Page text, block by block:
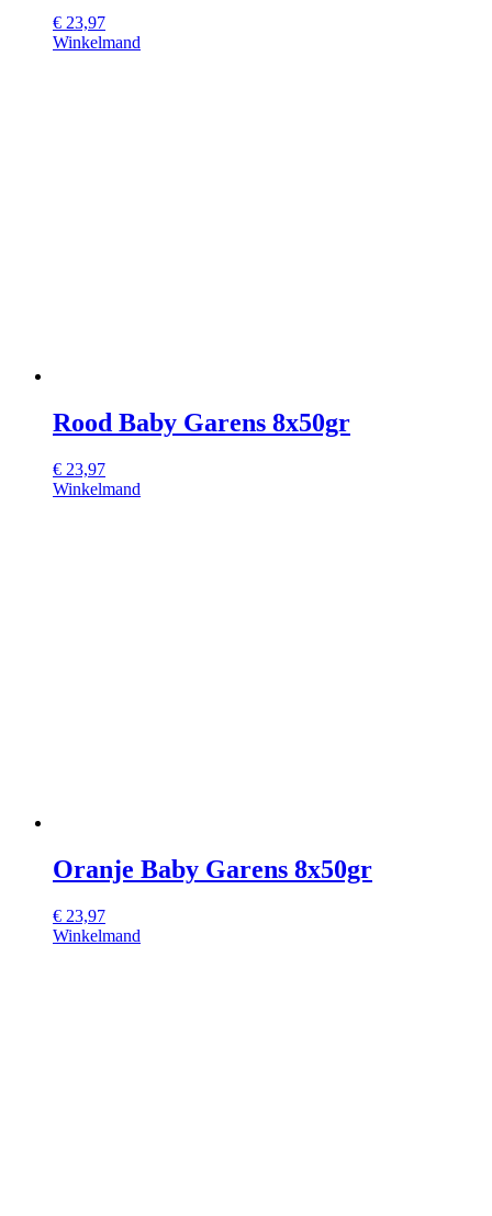
€ 23,97
Winkelmand
Rood Baby Garens 8x50gr
€ 23,97
Winkelmand
Oranje Baby Garens 8x50gr
€ 23,97
Winkelmand